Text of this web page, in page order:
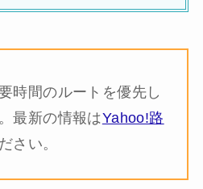
時間のルートを優先し
最新の情報はYahoo!路
さい。